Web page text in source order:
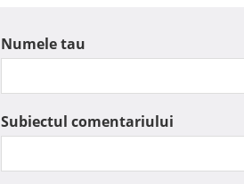
Numele tau
Subiectul comentariului